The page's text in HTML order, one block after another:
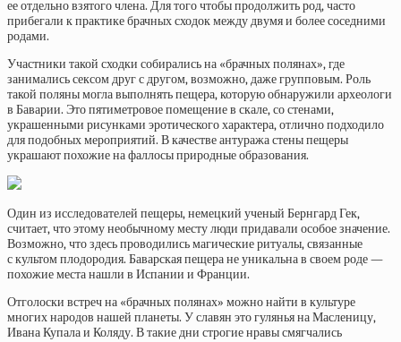
ее отдельно взятого члена. Для того чтобы продолжить род, часто
прибегали к практике брачных сходок между двумя и более соседними
родами.
Участники такой сходки собирались на «брачных полянах», где
занимались сексом друг с другом, возможно, даже групповым. Роль
такой поляны могла выполнять пещера, которую обнаружили археологи
в Баварии. Это пятиметровое помещение в скале, со стенами,
украшенными рисунками эротического характера, отлично подходило
для подобных мероприятий. В качестве антуража стены пещеры
украшают похожие на фаллосы природные образования.
Один из исследователей пещеры, немецкий ученый Бернгард Гек,
считает, что этому необычному месту люди придавали особое значение.
Возможно, что здесь проводились магические ритуалы, связанные
с культом плодородия. Баварская пещера не уникальна в своем роде —
похожие места нашли в Испании и Франции.
Отголоски встреч на «брачных полянах» можно найти в культуре
многих народов нашей планеты. У славян это гулянья на Масленицу,
Ивана Купала и Коляду. В такие дни строгие нравы смягчались